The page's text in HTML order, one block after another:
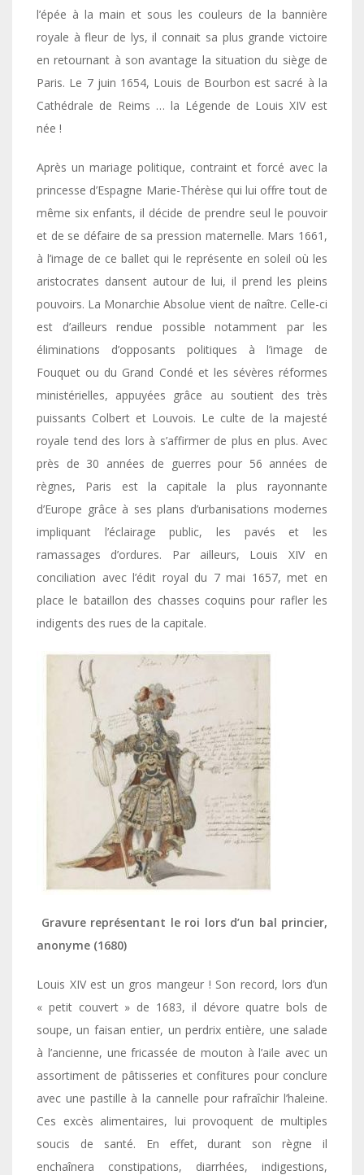
l’épée à la main et sous les couleurs de la bannière
royale à fleur de lys, il connait sa plus grande victoire
en retournant à son avantage la situation du siège de
Paris. Le 7 juin 1654, Louis de Bourbon est sacré à la
Cathédrale de Reims … la Légende de Louis XIV est
née !
Après un mariage politique, contraint et forcé avec la
princesse d’Espagne Marie-Thérèse qui lui offre tout de
même six enfants, il décide de prendre seul le pouvoir
et de se défaire de sa pression maternelle. Mars 1661,
à l’image de ce ballet qui le représente en soleil où les
aristocrates dansent autour de lui, il prend les pleins
pouvoirs. La Monarchie Absolue vient de naître. Celle-ci
est d’ailleurs rendue possible notamment par les
éliminations d’opposants politiques à l’image de
Fouquet ou du Grand Condé et les sévères réformes
ministérielles, appuyées grâce au soutient des très
puissants Colbert et Louvois. Le culte de la majesté
royale tend des lors à s’affirmer de plus en plus. Avec
près de 30 années de guerres pour 56 années de
règnes, Paris est la capitale la plus rayonnante
d’Europe grâce à ses plans d’urbanisations modernes
impliquant l’éclairage public, les pavés et les
ramassages d’ordures. Par ailleurs, Louis XIV en
conciliation avec l’édit royal du 7 mai 1657, met en
place le bataillon des chasses coquins pour rafler les
indigents des rues de la capitale.
Gravure représentant le roi lors d’un bal princier,
anonyme (1680)
Louis XIV est un gros mangeur ! Son record, lors d’un
« petit couvert » de 1683, il dévore quatre bols de
soupe, un faisan entier, un perdrix entière, une salade
à l’ancienne, une fricassée de mouton à l’aile avec un
assortiment de pâtisseries et confitures pour conclure
avec une pastille à la cannelle pour rafraîchir l’haleine.
Ces excès alimentaires, lui provoquent de multiples
soucis de santé. En effet, durant son règne il
enchaînera constipations, diarrhées, indigestions,